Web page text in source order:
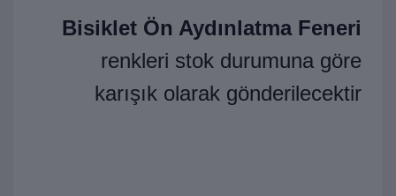
Bisiklet Ön Aydınlatma Feneri
renkleri stok durumuna göre
karışık olarak gönderilecektir